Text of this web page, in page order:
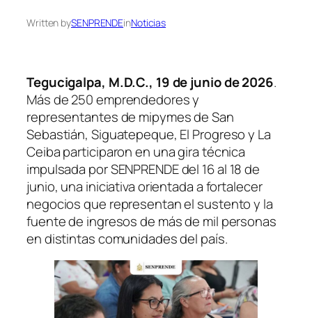
Written bySENPRENDEinNoticias
Tegucigalpa, M.D.C., 19 de junio de 2026.
Más de 250 emprendedores y
representantes de mipymes de San
Sebastián, Siguatepeque, El Progreso y La
Ceiba participaron en una gira técnica
impulsada por SENPRENDE del 16 al 18 de
junio, una iniciativa orientada a fortalecer
negocios que representan el sustento y la
fuente de ingresos de más de mil personas
en distintas comunidades del país.